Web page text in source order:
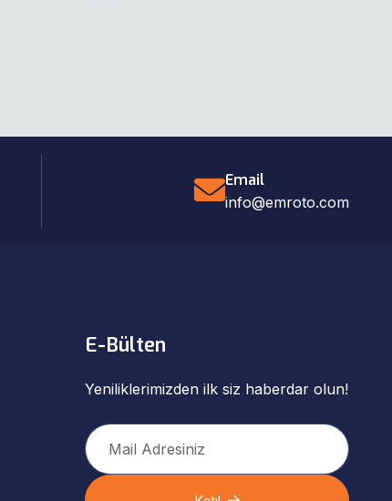
Email
info@emroto.com
E-Bülten
Yeniliklerimizden ilk siz haberdar olun!